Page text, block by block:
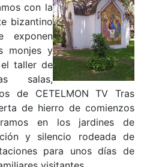
con la
bizantino
exponen
monjes y
taller de
salas,
de CETELMON TV Tras
de hierro de comienzos
en los jardines de
y silencio rodeada de
para unos días de